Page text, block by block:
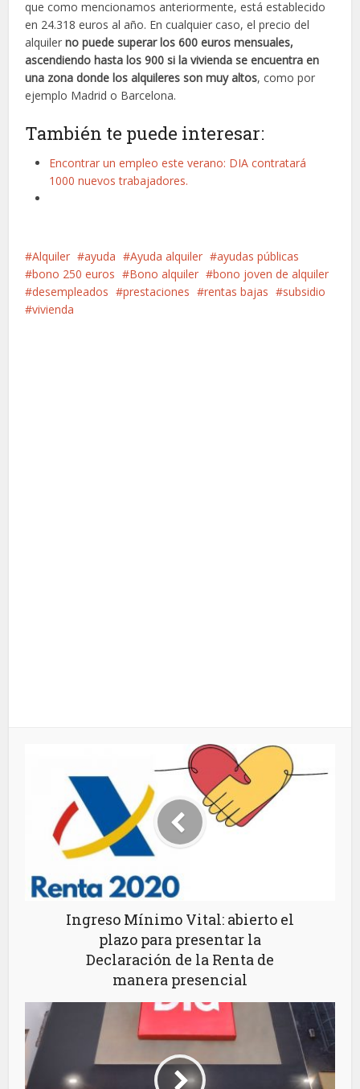
que como mencionamos anteriormente, está establecido
en 24.318 euros al año. En cualquier caso, el precio del
alquilerno puede superar los 600 euros mensuales,
ascendiendo hasta los 900 si la vivienda se encuentra en
una zona donde los alquileres son muy altos, como por
ejemplo Madrid o Barcelona.
También te puede interesar:
Encontrar un empleo este verano: DIA contratará
1000 nuevos trabajadores.
Alquiler ayuda Ayuda alquiler
ayudas públicas
bono 250 euros
Bono alquiler
bono joven de alquiler
desempleados
prestaciones rentas bajas
subsidio
vivienda
Ingreso Mínimo Vital: abierto el
plazo para presentar la
Declaración de la Renta de
manera presencial